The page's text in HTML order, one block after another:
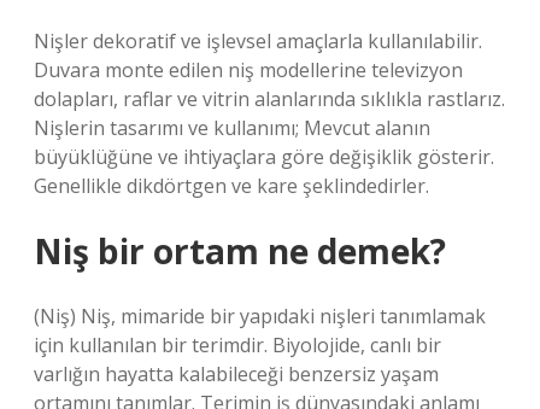
Nişler dekoratif ve işlevsel amaçlarla kullanılabilir.
Duvara monte edilen niş modellerine televizyon
dolapları, raflar ve vitrin alanlarında sıklıkla rastlarız.
Nişlerin tasarımı ve kullanımı; Mevcut alanın
büyüklüğüne ve ihtiyaçlara göre değişiklik gösterir.
Genellikle dikdörtgen ve kare şeklindedirler.
Niş bir ortam ne demek?
(Niş) Niş, mimaride bir yapıdaki nişleri tanımlamak
için kullanılan bir terimdir. Biyolojide, canlı bir
varlığın hayatta kalabileceği benzersiz yaşam
ortamını tanımlar. Terimin iş dünyasındaki anlamı